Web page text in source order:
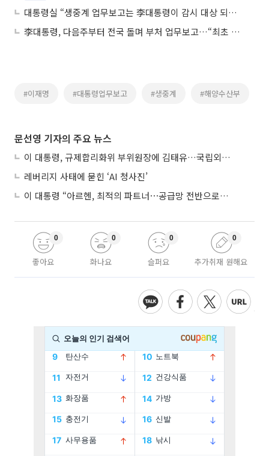
대통령실 “생중계 업무보고는 李대통령이 감시 대상 되겠다는 것”
李대통령, 다음주부터 전국 돌며 부처 업무보고…“최초 생중계”
#이재명 #대통령업무보고 #생중계 #해양수산부
문선영 기자의 주요 뉴스
이 대통령, 규제합리화위 부위원장에 김태유…국립외교원장 김흥규
레버리지 사태에 묻힌 ‘AI 청사진’
이 대통령 “아르헨, 최적의 파트너⋯공급망 전반으로 확대”
좋아요
0
화나요
0
슬퍼요
0
추가취재 원해요
0